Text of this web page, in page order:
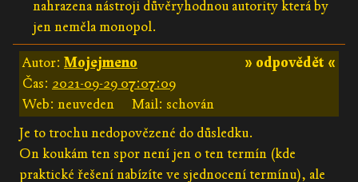
nahrazena nástroji důvěryhodnou autority která by
jen neměla monopol.
» odpovědět «
Autor: Mojejmeno
Čas: 2021-09-29 07:07:09
Web: neuveden
Mail: schován
Je to trochu nedopovězené do důsledku.
On koukám ten spor není jen o ten termín (kde
praktické řešení nabízíte ve sjednocení termínu), ale